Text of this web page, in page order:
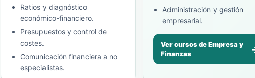
Ratios y diagnóstico
económico-financiero.
Presupuestos y control de
costes.
Comunicación financiera a no
especialistas.
Administración y gestión
empresarial.
Ver cursos de Empresa y
Finanzas